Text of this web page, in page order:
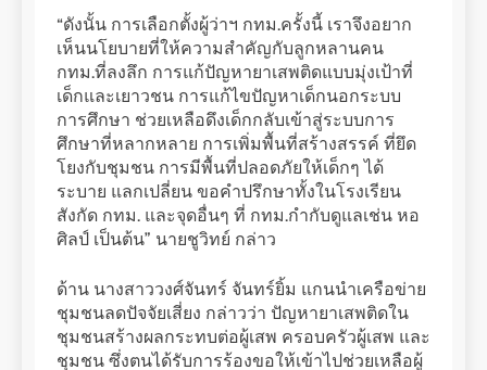
“ดังนั้น การเลือกตั้งผู้ว่าฯ กทม.ครั้งนี้ เราจึงอยาก
เห็นนโยบายที่ให้ความสำคัญกับลูกหลานคน
กทม.ที่ลงลึก การแก้ปัญหายาเสพติดแบบมุ่งเป้าที่
เด็กและเยาวชน การแก้ไขปัญหาเด็กนอกระบบ
การศึกษา ช่วยเหลือดึงเด็กกลับเข้าสู่ระบบการ
ศึกษาที่หลากหลาย การเพิ่มพื้นที่สร้างสรรค์ ที่ยึด
โยงกับชุมชน การมีพื้นที่ปลอดภัยให้เด็กๆ ได้
ระบาย แลกเปลี่ยน ขอคำปรึกษาทั้งในโรงเรียน
สังกัด กทม. และจุดอื่นๆ ที่ กทม.กำกับดูแลเช่น หอ
ศิลป์ เป็นต้น” นายชูวิทย์ กล่าว
ด้าน นางสาววงศ์จันทร์ จันทร์ยิ้ม แกนนำเครือข่าย
ชุมชนลดปัจจัยเสี่ยง กล่าวว่า ปัญหายาเสพติดใน
ชุมชนสร้างผลกระทบต่อผู้เสพ ครอบครัวผู้เสพ และ
ชุมชน ซึ่งตนได้รับการร้องขอให้เข้าไปช่วยเหลือผู้